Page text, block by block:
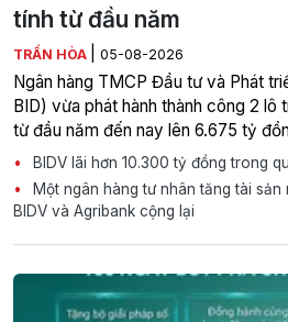
tính từ đầu năm
TRẦN HÒA 05-08-2026
Ngân hàng TMCP Đầu tư và Phát
BID) vừa phát hành thành công 2 lô
từ đầu năm đến nay lên 6.675 tỷ
BIDV lãi hơn 10.300 tỷ đồng trong
Một ngân hàng tư nhân tăng tài sản
BIDV và Agribank cộng lại